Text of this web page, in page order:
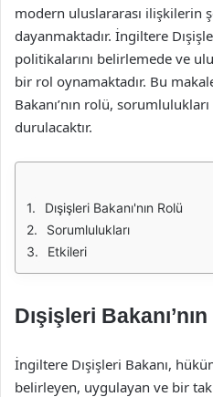
modern uluslararası ilişkilerin
dayanmaktadır. İngiltere
politikalarını belirlemede ve
bir rol oynamaktadır. Bu
Bakanı’nın rolü,
durulacaktır.
Dışişleri Bakanı'nın Rolü
Sorumlulukları
Etkileri
Dışişleri
İngiltere Dışişleri Bakanı,
belirleyen, uygulayan ve bir